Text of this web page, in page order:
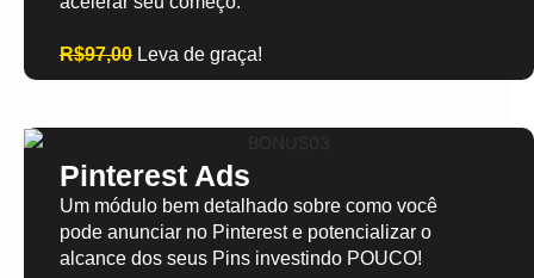
R$97,00 Leva de graça!
Pinterest Ads
Um módulo bem detalhado sobre como você
pode anunciar no Pinterest e potencializar o
alcance dos seus Pins investindo POUCO!